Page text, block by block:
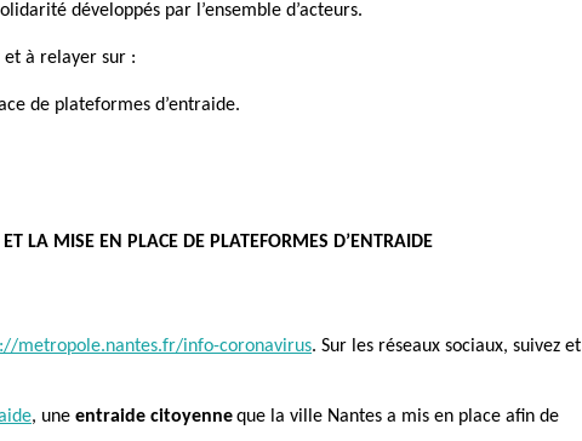
développés par l’ensemble d’acteurs.
et à relayer sur :
de plateformes d’entraide.
ET LA MISE EN PLACE DE PLATEFORMES D’ENTRAIDE
metropole.nantes.fr/info-coronavirus. Sur les réseaux sociaux, suivez et
, une entraide citoyenneque la ville Nantes a mis en place afin de